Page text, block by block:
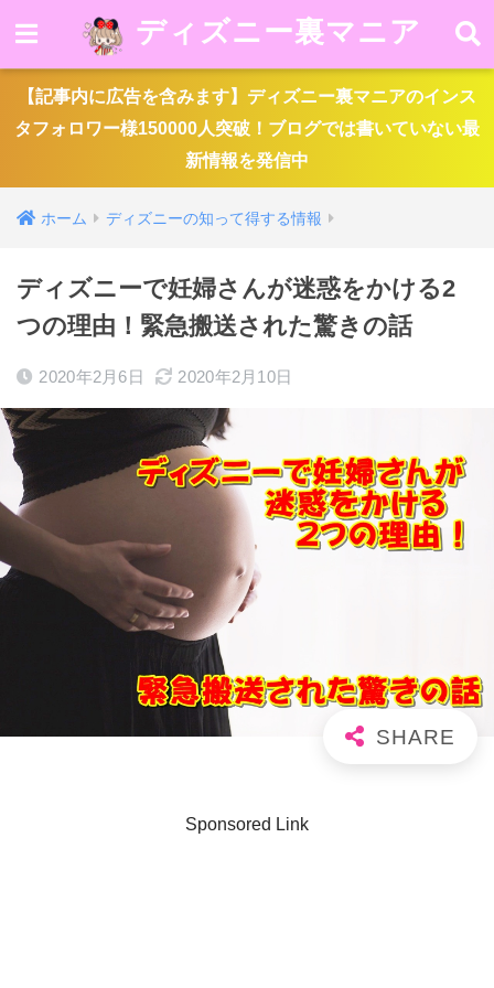
ディズニー裏マニア
【記事内に広告を含みます】ディズニー裏マニアのインス
タフォロワー様150000人突破！ブログでは書いていない最
新情報を発信中
ホーム ディズニーの知って得する情報
ディズニーで妊婦さんが迷惑をかける2
つの理由！緊急搬送された驚きの話
2020年2月6日 2020年2月10日
Sponsored Link